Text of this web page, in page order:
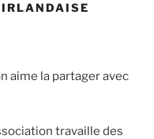
aime la partager avec
travaille des